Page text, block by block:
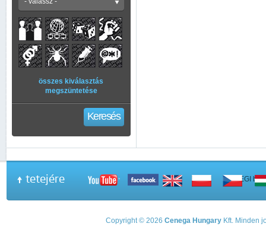
összes kiválasztás
megszüntetése
Keresés
tetejére A PEGI
Copyright © 2026 Cenega Hungary Kft. Minden